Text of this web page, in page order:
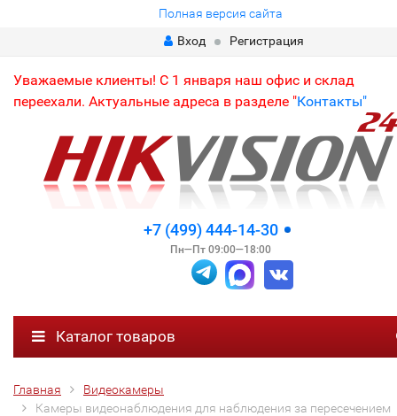
Полная версия сайта
Вход
Регистрация
Уважаемые клиенты! С 1 января наш офис и склад
переехали. Актуальные адреса в разделе "Контакты"
+7 (499) 444-14-30
Пн—Пт 09:00—18:00
Каталог товаров
Главная
Видеокамеры
Камеры видеонаблюдения для наблюдения за пересечением